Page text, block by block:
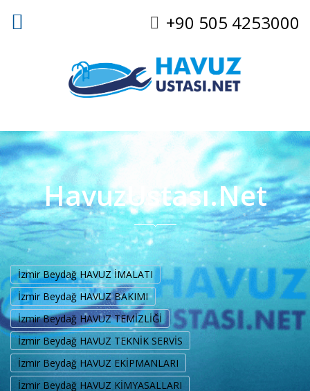
+90 505 4253000
HavuzUstası.Net
İzmir Beydağ HAVUZ İMALATI
İzmir Beydağ HAVUZ BAKIMI
İzmir Beydağ HAVUZ TEMİZLİĞİ
İzmir Beydağ HAVUZ TEKNİK SERVİS
İzmir Beydağ HAVUZ EKİPMANLARI
İzmir Beydağ HAVUZ KİMYASALLARI